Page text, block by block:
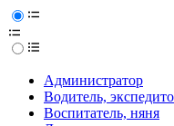
Администратор
Водитель,
Воспитатель, няня